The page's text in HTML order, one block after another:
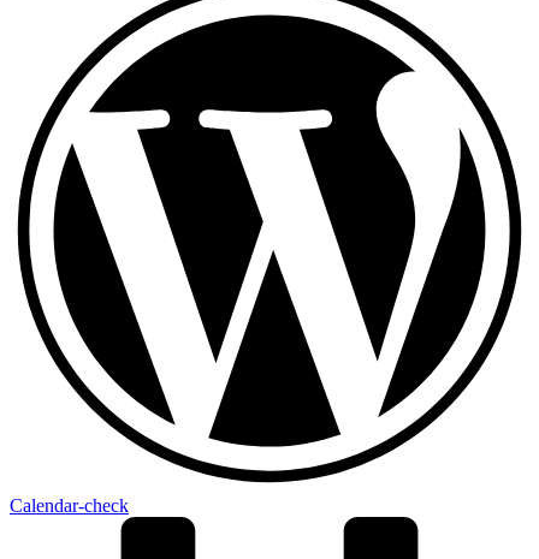
Calendar-check